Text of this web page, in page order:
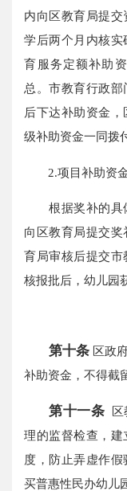
内向区教育局提
学后两个月内核
育服务定额补助
总。市教育行政
后下达补助资金
级补助资金一同拨
2.项目补助资金
根据奖补的具
向区教育局提交
育局审核后提交
核报批后，幼儿园
第十条 区政
补助资金，不得截
第十一条
理的监督检查，建
度，防止弄虚作
买普惠性民办幼儿